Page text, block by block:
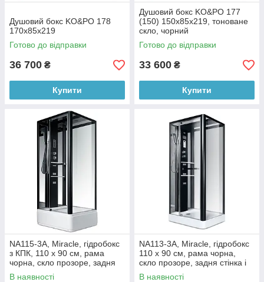
Душовий бокс KO&PO 178
170х85х219
Готово до відправки
36 700 ₴
Купити
Душовий бокс KO&PO 177
(150) 150х85х219, тоноване
скло, чорний
Готово до відправки
33 600 ₴
Купити
NA115-3A, Miracle, гідробокс
з КПК, 110 х 90 см, рама
чорна, скло прозоре, задня
стінка і дах дзеркальні
В наявності
NA113-3A, Miracle, гідробокс
110 х 90 см, рама чорна,
скло прозоре, задня стінка і
дах дзеркальні
В наявності